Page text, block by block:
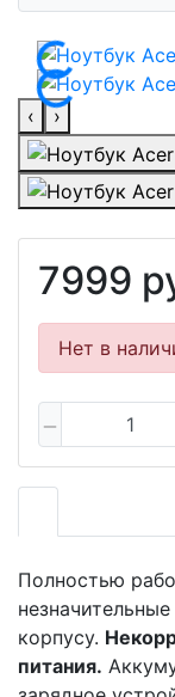
‹ ›
7999
Нет в
Полностью
корпусу.
питания.